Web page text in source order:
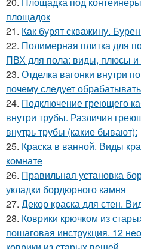
площадок
21. Как бурят скважину.
22. Полимерная плитка для
ПВХ для пола: виды, плюсы и
23. Отделка вагонки внутри
почему следует
24. Подключение греющего
внутри трубы. Различия
внутрь трубы (какие бывают):
25. Краска в ванной. Виды
комнате
26. Правильная установка
укладки бордюрного камня
27. Декор краска для стен.
28. Коврики крючком из
пошаговая инструкция. 12